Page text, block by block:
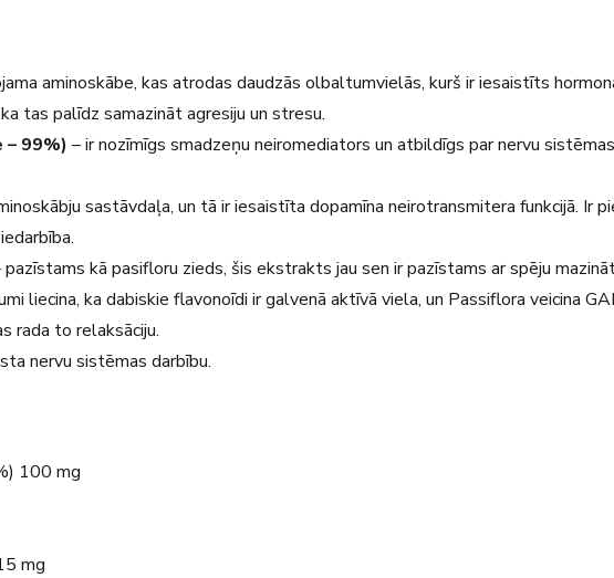
aminoskābe, kas atrodas daudzās olbaltumvielās, kurš ir iesaistīts
tas palīdz samazināt agresiju un stresu.
– 99%) – ir nozīmīgs smadzeņu neiromediators un atbildīgs par nervu sistēmas
sastāvdaļa, un tā ir iesaistīta dopamīna neirotransmitera funkcijā. Ir
pazīstams kā pasifloru zieds, šis ekstrakts jau sen ir pazīstams ar spēju
liecina, ka dabiskie flavonoīdi ir galvenā aktīvā viela, un Passiflora veicina
rada to relaksāciju.
nervu sistēmas darbību.
100 mg
mg